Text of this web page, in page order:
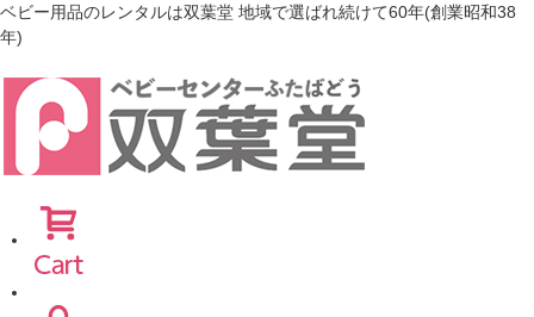
ベビー用品のレンタルは双葉堂 地域で選ばれ続けて60年(創業昭和38
年)